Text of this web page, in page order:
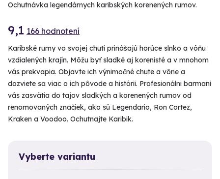
Ochutnávka legendárnych karibských korenených rumov.
9,1 166 hodnotení
Karibské rumy vo svojej chuti prinášajú horúce slnko a vôňu
vzdialených krajín. Môžu byť sladké aj korenisté a v mnohom
vás prekvapia. Objavte ich výnimočné chute a vône a
dozviete sa viac o ich pôvode a histórii. Profesionálni barmani
vás zasvätia do tajov sladkých a korenených rumov od
renomovaných značiek, ako sú Legendario, Ron Cortez,
Kraken a Voodoo. Ochutnajte Karibik.
Vyberte variantu